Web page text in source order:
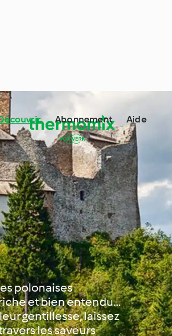
Abonnement Aide
polonaises
et bien entendu…
gentillesse, laissez
les saveurs